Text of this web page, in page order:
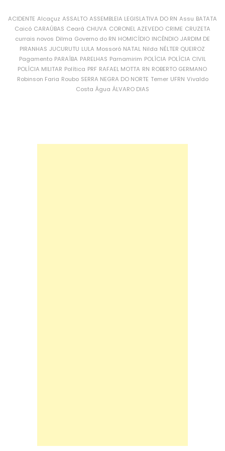
ACIDENTE Alcaçuz ASSALTO ASSEMBLEIA LEGISLATIVA DO RN Assu BATATA
Caicó CARAÚBAS Ceará CHUVA CORONEL AZEVEDO CRIME CRUZETA
currais novos Dilma Governo do RN HOMICÍDIO INCÊNDIO JARDIM DE
PIRANHAS JUCURUTU LULA Mossoró NATAL Nilda NÉLTER QUEIROZ
Pagamento PARAÍBA PARELHAS Parnamirim POLÍCIA POLÍCIA CIVIL
POLÍCIA MILITAR Política PRF RAFAEL MOTTA RN ROBERTO GERMANO
Robinson Faria Roubo SERRA NEGRA DO NORTE Temer UFRN Vivaldo
Costa Água ÁLVARO DIAS